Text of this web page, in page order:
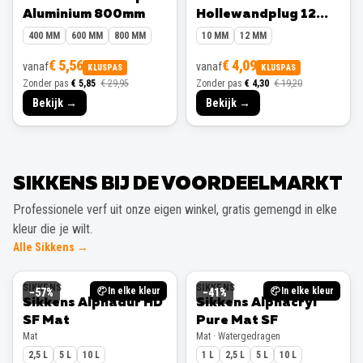
Aluminium 800mm
400 MM 600 MM 800 MM
vanaf€ 5,56 KLUSPAS
Zonder pas € 5,85 € 29,95
Bekijk →
Hollewandplug 12
mm 10 stuks
10 MM 12 MM
vanaf€ 4,09 KLUSPAS
Zonder pas € 4,30 € 19,20
Bekijk →
SIKKENS BIJ DE VOORDEELMARKT
Professionele verf uit onze eigen winkel, gratis gemengd in elke
kleur die je wilt.
Alle Sikkens →
−57% In elke kleur
SIKKENS
Sikkens Alphadur HD
SF Mat
Mat
2,5 L
5 L 10 L
−41% In elke kleur
SIKKENS
Sikkens Alphacryl
Pure Mat SF
Mat · Watergedragen
1 L
2,5 L 5 L 10 L